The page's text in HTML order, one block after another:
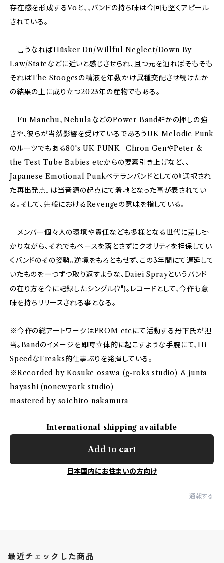
存在感を形成するVoと、、バンドの持ち味は今回も堅くアピール
されている。
言うなればHüsker Dü/Willful Neglect/Down By
Law/Stateなどに近いと感じさせられ、且つ元を辿ればそもそも
それはThe Stoogesの精液を年数かけ異種交配させ続けたか
の結果の上に成り立つ2023年の産物でもある。
Fu Manchu、NebulaなどのPower Band群かの押しの強
さや、彼らが当然影響を受けているであろうUK Melodic Punk
のルーツでもある80's UK PUNK_Chron GenやPeter &
the Test Tube Babies etcからの要素引き上げなど、、
Japanese Emotional Punkベテランバンドとしての『選択され
た再出発点』は当音源の起点にて着地となった事が表されてい
る。そして、先般におけるRevengeの意味を指している。
メンバー個々人の環境や責任なども多様となる世代に差し掛
かりながら、それでもペースを落とさずにクオリティを担保してい
くバンドのその姿勢。逆境をもろともせず、この3年間にて遅延して
いたものを一つずつ取り返すような、Daiei Sprayというバンド
の在り方を今に記録したシングル(7")。レコードとして、今作も意
味を持ちリリースされる事となる。
※今作の総アートワークはPROM etcにて活動する丹下氏が担
当。Bandのイメージを即時立体的に起こすような手腕にて、Hi
SpeedなFreaks的仕事ぶりを発揮している。
※Recorded by Kosuke osawa (g-roks studio) & junta
hayashi (nonewyork studio)
mastered by soichiro nakamura
International shipping available
Add to cart
日本国内にお住まいの方向け
通報する
最近チェックした商品